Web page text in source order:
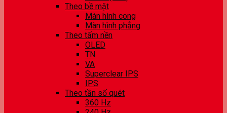
Theo bề mặt
Màn hình cong
Màn hình phẳng
Theo tấm nền
OLED
TN
VA
Superclear IPS
IPS
Theo tần số quét
360 Hz